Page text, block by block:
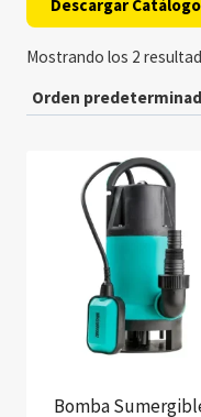
Descargar
Mostrando los 2
Bomba